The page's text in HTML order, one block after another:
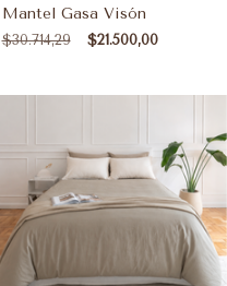
Mantel Gasa Visón
$30.714,29 $21.500,00